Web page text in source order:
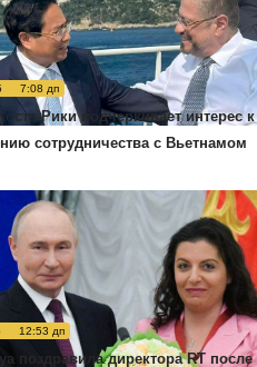
7:08 дп
Рики подчеркивает интерес к
сотрудничества с Вьетнамом
12:53 дп
поздравила директора RT после